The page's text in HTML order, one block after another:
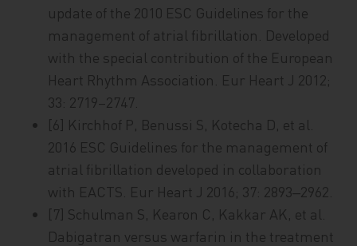
update of the 2010 ESC Guidelines for the
management of atrial fibrillation. Developed
with the special contribution of the European
Heart Rhythm Association. Eur Heart J 2012;
33: 2719–2747.
[6] Kirchhof P, Benussi S, Kotecha D, et al.
2016 ESC Guidelines for the management of
atrial fibrillation developed in collaboration
with EACTS. Eur Heart J 2016; 37: 2893‒2962.
[7] Schulman S, Kearon C, Kakkar AK, et al.
Dabigatran versus warfarin in the treatment